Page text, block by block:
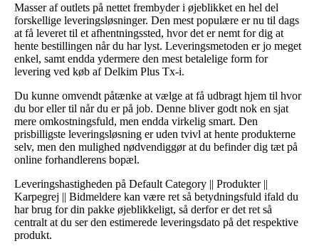
Masser af outlets på nettet frembyder i øjeblikket en hel del
forskellige leveringsløsninger. Den mest populære er nu til dags
at få leveret til et afhentningssted, hvor det er nemt for dig at
hente bestillingen når du har lyst. Leveringsmetoden er jo meget
enkel, samt endda ydermere den mest betalelige form for
levering ved køb af Delkim Plus Tx-i.
Du kunne omvendt påtænke at vælge at få udbragt hjem til hvor
du bor eller til når du er på job. Denne bliver godt nok en sjat
mere omkostningsfuld, men endda virkelig smart. Den
prisbilligste leveringsløsning er uden tvivl at hente produkterne
selv, men den mulighed nødvendiggør at du befinder dig tæt på
online forhandlerens bopæl.
Leveringshastigheden på Default Category || Produkter ||
Karpegrej || Bidmeldere kan være ret så betydningsfuld ifald du
har brug for din pakke øjeblikkeligt, så derfor er det ret så
centralt at du ser den estimerede leveringsdato på det respektive
produkt.